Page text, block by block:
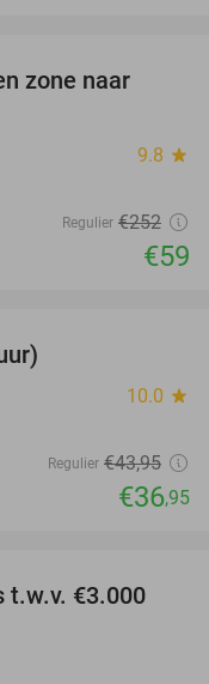
zone naar
9.8 star
Regulier €252
€59
10.0 star
Regulier €43,95
€36,95
t.w.v. €3.000